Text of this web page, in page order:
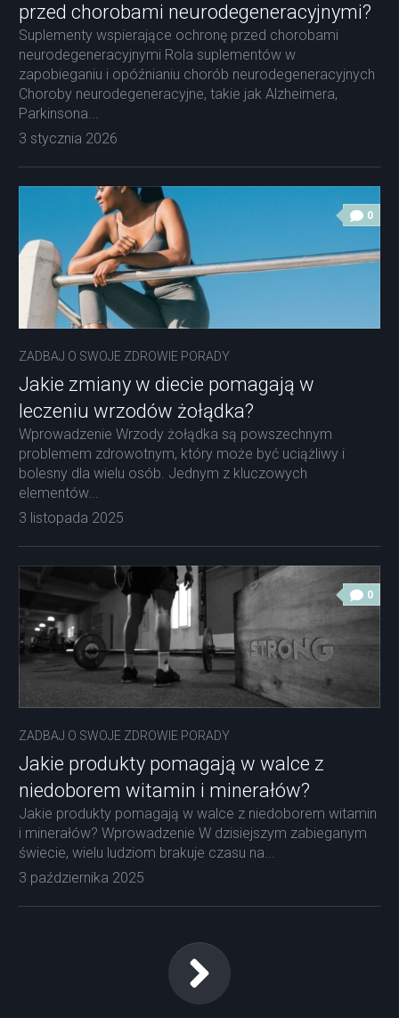
przed chorobami neurodegeneracyjnymi?
Suplementy wspierające ochronę przed chorobami
neurodegeneracyjnymi Rola suplementów w
zapobieganiu i opóźnianiu chorób neurodegeneracyjnych
Choroby neurodegeneracyjne, takie jak Alzheimera,
Parkinsona...
3 stycznia 2026
0
ZADBAJ O SWOJE ZDROWIE PORADY
Jakie zmiany w diecie pomagają w
leczeniu wrzodów żołądka?
Wprowadzenie Wrzody żołądka są powszechnym
problemem zdrowotnym, który może być uciążliwy i
bolesny dla wielu osób. Jednym z kluczowych
elementów...
3 listopada 2025
0
ZADBAJ O SWOJE ZDROWIE PORADY
Jakie produkty pomagają w walce z
niedoborem witamin i minerałów?
Jakie produkty pomagają w walce z niedoborem witamin
i minerałów? Wprowadzenie W dzisiejszym zabieganym
świecie, wielu ludziom brakuje czasu na...
3 października 2025